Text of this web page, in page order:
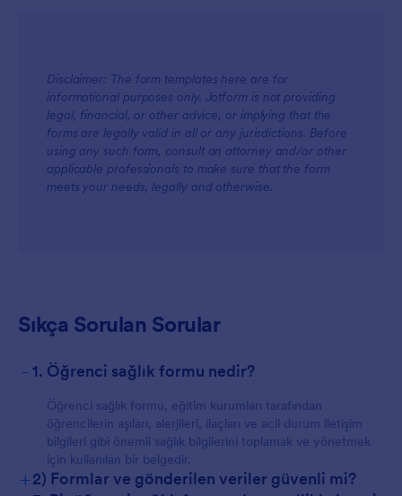
Ekipler için
Disclaimer: The form templates here are for
informational purposes only. Jotform is not providing
legal, financial, or other advice, or implying that the
forms are legally valid in all or any jurisdictions. Before
using any such form, consult an attorney and/or other
applicable professionals to make sure that the form
meets your needs, legally and otherwise.
Sıkça Sorulan Sorular
- 1. Öğrenci sağlık formu nedir?
Öğrenci sağlık formu, eğitim kurumları tarafından
öğrencilerin aşıları, alerjileri, ilaçları ve acil durum iletişim
bilgileri gibi önemli sağlık bilgilerini toplamak ve yönetmek
için kullanılan bir belgedir.
+2) Formlar ve gönderilen veriler güvenli mi?